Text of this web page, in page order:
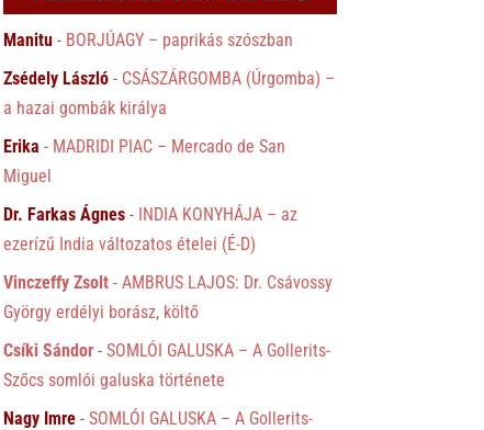
Manitu - BORJÚAGY – paprikás szószban
Zsédely László - CSÁSZÁRGOMBA (Úrgomba) –
a hazai gombák királya
Erika - MADRIDI PIAC – Mercado de San
Miguel
Dr. Farkas Ágnes - INDIA KONYHÁJA – az
ezerízű India változatos ételei (É-D)
Vinczeffy Zsolt -AMBRUS LAJOS: Dr. Csávossy
György erdélyi borász, költő
Csíki Sándor -SOMLÓI GALUSKA – A Gollerits-
Szőcs somlói galuska története
Nagy Imre -SOMLÓI GALUSKA – A Gollerits-